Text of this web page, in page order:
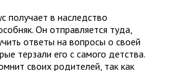
получает в наследство
Он отправляется туда,
ответы на вопросы о своей
терзали его с самого детства.
своих родителей, так как